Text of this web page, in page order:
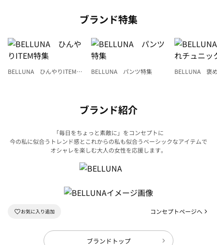
ブランド特集
BELLUNA ひんやりITEM特
BELLUNA パンツ特集
BELLUNA 褒
ブランド紹介
「毎日をちょっと素敵に」をコンセプトに
今の私に似合うトレンド感とこれからの私も似合うベーシックなアイテムで
オシャレを楽しむ大人の女性を応援します。
コンセプトページへ
ブランドトップ